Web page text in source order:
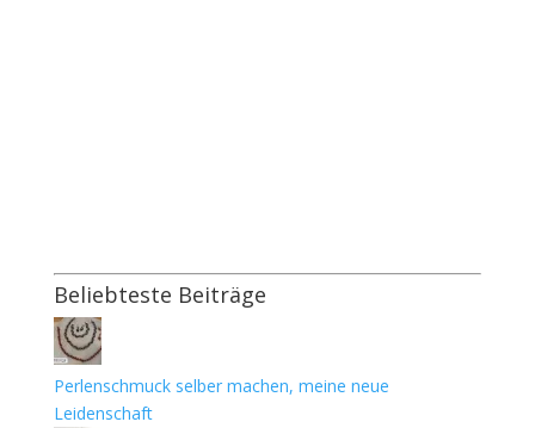
Beliebteste Beiträge
Perlenschmuck selber machen, meine neue
Leidenschaft